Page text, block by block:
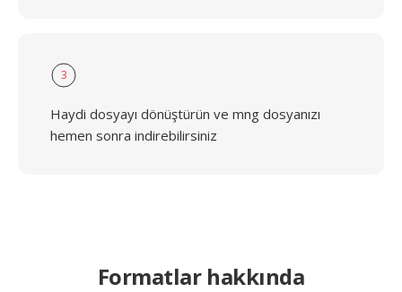
3
Haydi dosyayı dönüştürün ve mng dosyanızı
hemen sonra indirebilirsiniz
Formatlar hakkında